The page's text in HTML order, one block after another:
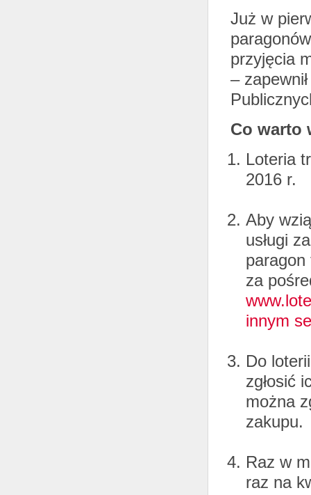
Już w
przyjęcia
–
Co warto
Loteria
2016 r.
Aby
usługi
paragon
za
innym
Do
zgłosić
można
zakupu.
Raz w
raz na